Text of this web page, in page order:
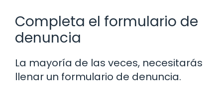
Completa el formulario de
denuncia
La mayoría de las veces, necesitarás
llenar un formulario de denuncia.